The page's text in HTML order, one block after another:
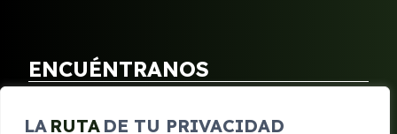
LA RUTA DE TU PRIVACIDAD
ENCUÉNTRANOS